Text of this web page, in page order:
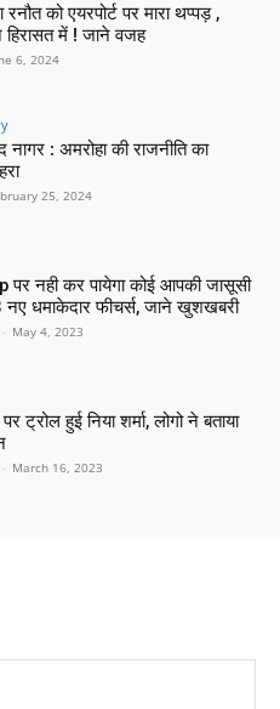
को एयरपोर्ट पर मारा थप्पड़ ,
हिरासत में ! जाने वजह
6, 2024
: अमरोहा की राजनीति का
25, 2024
पर नही कर पायेगा कोई आपकी जासूसी
धमाकेदार फीचर्स, जाने खुशखबरी
- May 4, 2023
ट्रोल हुई निया शर्मा, लोगो ने बताया
- March 16, 2023